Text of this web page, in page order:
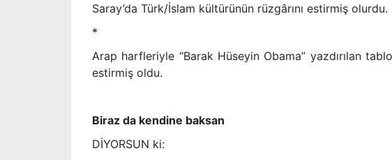
Saray’da Türk/İslam kültürünün rüzgârını estirmiş olurdu.
*
Arap harfleriyle “Barak Hüseyin Obama” yazdırılan
estirmiş oldu.
Biraz da kendine baksan
DİYORSUN ki: